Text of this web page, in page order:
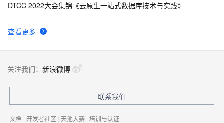
查看更多
DTCC 2022大会集锦《云原生一站式数据库技术与实践》
关注我们： 新浪微博
联系我们
文档 | 开发者社区 | 天池大赛 | 培训与认证